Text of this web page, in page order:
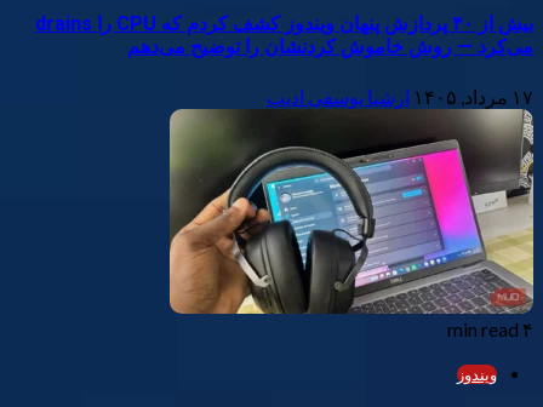
بیش از ۴۰ پردازش پنهان ویندوز کشف کردم که CPU را drains
می‌کرد — روش خاموش کردنشان را توضیح می‌دهم
۱۷ مرداد, ۱۴۰۵ ارشیا یوسفی ادیب
۴ min read
ویندوز